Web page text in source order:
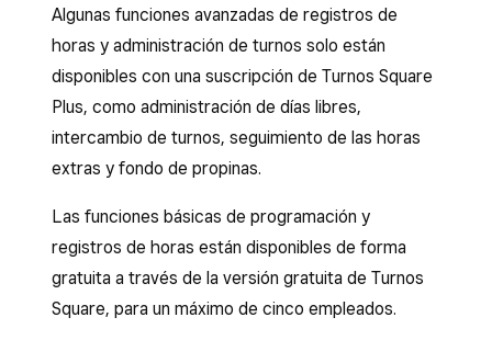
Algunas funciones avanzadas de registros de
horas y administración de turnos solo están
disponibles con una suscripción de Turnos Square
Plus, como administración de días libres,
intercambio de turnos, seguimiento de las horas
extras y fondo de propinas.
Las funciones básicas de programación y
registros de horas están disponibles de forma
gratuita a través de la versión gratuita de Turnos
Square, para un máximo de cinco empleados.